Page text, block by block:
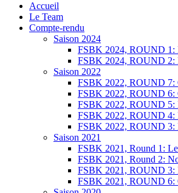
Accueil
Le Team
Compte-rendu
Saison 2024
FSBK 2024, ROUND
FSBK 2024, ROUND
Saison 2022
FSBK 2022, ROUND
FSBK 2022, ROUND
FSBK 2022, ROUND
FSBK 2022, ROUND 4:
FSBK 2022, ROUND
Saison 2021
FSBK 2021, Round 1:
FSBK 2021, Round 2:
FSBK 2021, ROUND
FSBK 2021, ROUND